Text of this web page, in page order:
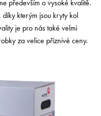
především o vysoké kvalitě.
díky kterým jsou kryty kol
je pro nás také velmi
za velice příznivé ceny.